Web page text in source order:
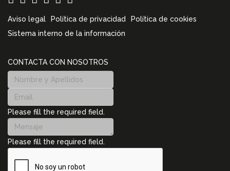
Aviso legal Política de privacidad
Política de cookies
Sistema interno de la información
CONTACTA CON NOSOTROS
Please fill the required field.
Please fill the required field.